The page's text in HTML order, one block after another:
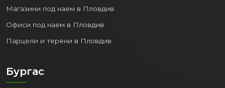
Магазини под наем в Пловдив
Офиси под наем в Пловдив
Парцели и терени в Пловдив
Бургас